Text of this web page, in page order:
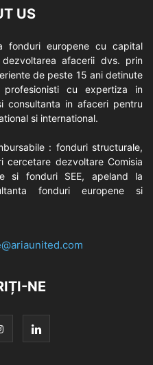
US
fonduri europene cu capital
afacerii dvs. prin
de peste 15 ani detinute
cu expertiza in
consultanta in afaceri pentru
si international.
: fonduri structurale,
cercetare dezvoltare Comisia
si fonduri SEE, apeland la
fonduri europene si
NE